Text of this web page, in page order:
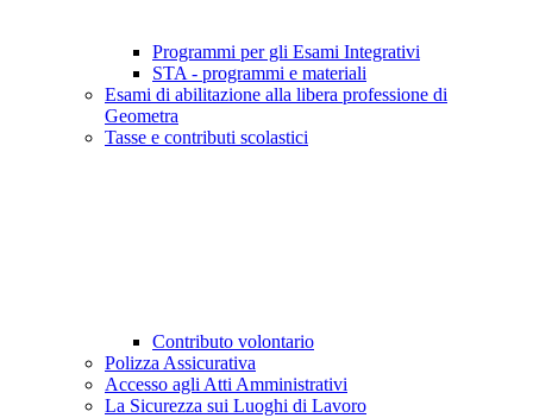
Programmi per gli Esami Integrativi
STA - programmi e materiali
Esami di abilitazione alla libera professione di
Geometra
Tasse e contributi scolastici
Contributo volontario
Polizza Assicurativa
Accesso agli Atti Amministrativi
La Sicurezza sui Luoghi di Lavoro